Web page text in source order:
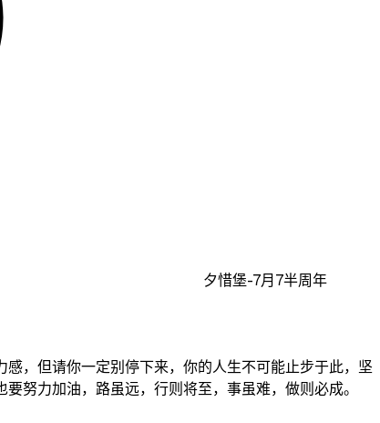
夕惜堡-7月7半周年
，但请你一定别停下来，你的人生不可能止步于此，坚
努力加油，路虽远，行则将至，事虽难，做则必成。